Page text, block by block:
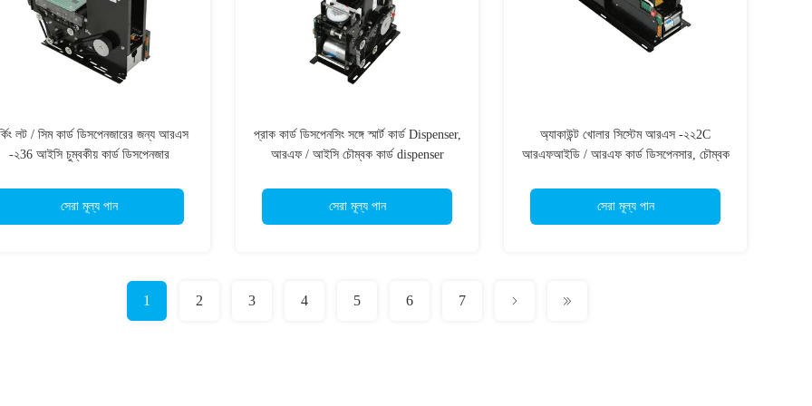
লট / সিম কার্ড ডিসপেনজারের জন্য আরএস
-২36 আইসি চুম্বকীয় কার্ড ডিসপেনজার
সেরা মূল্য পান
প্রাক কার্ড ডিসপেনসিং সঙ্গে স্মার্ট কার্ড Dispenser,
আরএফ / আইসি চৌম্বক কার্ড dispenser
সেরা মূল্য পান
অ্যাকাউন্ট খোলার সিস্টেম আরএস -২২2C
আরএফআইডি / আরএফ কার্ড ডিসপেনসার, চৌম্বক
সেরা মূল্য পান
1 2 3 4 5 6 7